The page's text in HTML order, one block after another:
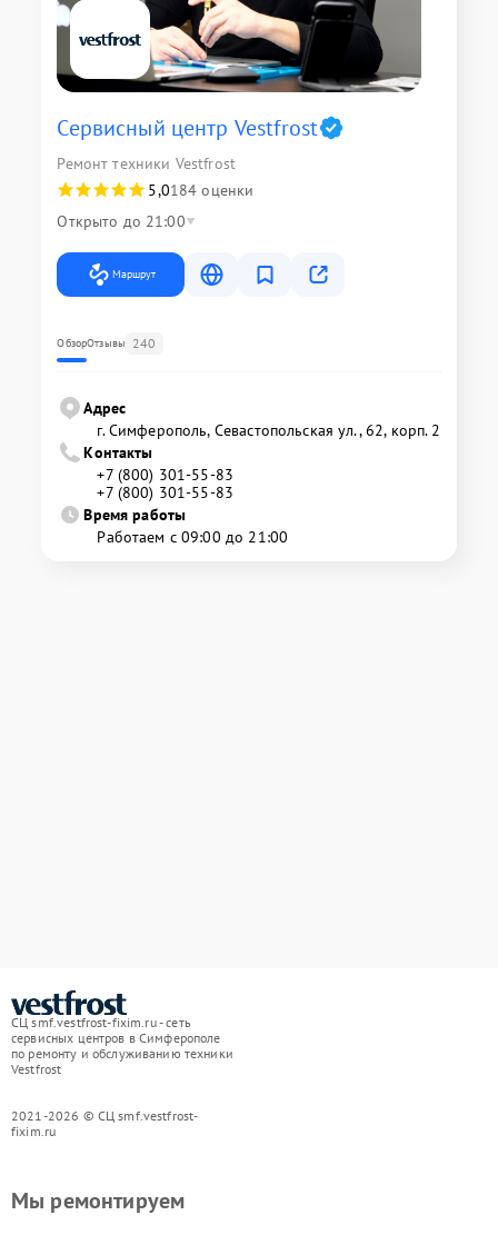
Сервисный центр Vestfrost
Ремонт техники Vestfrost
5,0184 оценки
Открыто до 21:00
Маршрут
ОбзорОтзывы 240
Адрес
г. Симферополь, Севастопольская ул., 62, корп. 2
Контакты
+7 (800) 301-55-83
+7 (800) 301-55-83
Время работы
Работаем с 09:00 до 21:00
СЦ smf.vestfrost-fixim.ru - сеть
сервисных центров в Симферополе
по ремонту и обслуживанию техники
Vestfrost
2021-2026 © СЦ smf.vestfrost-
fixim.ru
Мы ремонтируем